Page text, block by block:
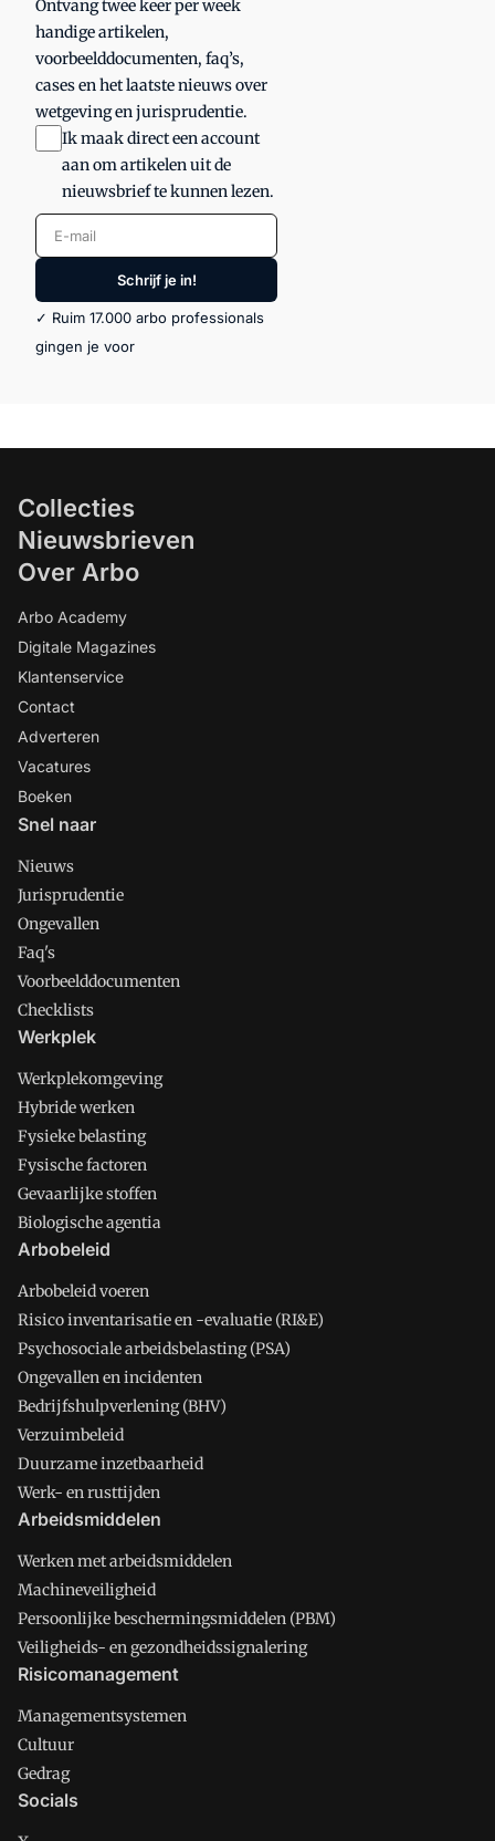
Ontvang twee keer per week
handige artikelen,
voorbeelddocumenten, faq’s,
cases en het laatste nieuws over
wetgeving en jurisprudentie.
Ik maak direct een account
aan om artikelen uit de
nieuwsbrief te kunnen lezen.
E-mail
Schrijf je in!
✓ Ruim 17.000 arbo professionals
gingen je voor
Collecties
Nieuwsbrieven
Over Arbo
Arbo Academy
Digitale Magazines
Klantenservice
Contact
Adverteren
Vacatures
Boeken
Snel naar
Nieuws
Jurisprudentie
Ongevallen
Faq's
Voorbeelddocumenten
Checklists
Werkplek
Werkplekomgeving
Hybride werken
Fysieke belasting
Fysische factoren
Gevaarlijke stoffen
Biologische agentia
Arbobeleid
Arbobeleid voeren
Risico inventarisatie en -evaluatie (RI&E)
Psychosociale arbeidsbelasting (PSA)
Ongevallen en incidenten
Bedrijfshulpverlening (BHV)
Verzuimbeleid
Duurzame inzetbaarheid
Werk- en rusttijden
Arbeidsmiddelen
Werken met arbeidsmiddelen
Machineveiligheid
Persoonlijke beschermingsmiddelen (PBM)
Veiligheids- en gezondheidssignalering
Risicomanagement
Managementsystemen
Cultuur
Gedrag
Socials